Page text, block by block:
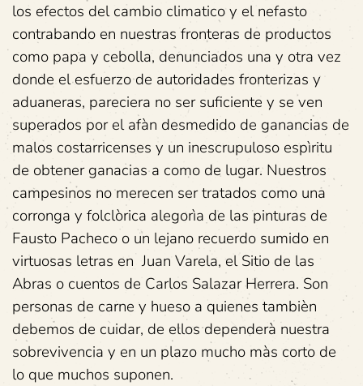
los efectos del cambio climatico y el nefasto
contrabando en nuestras fronteras de productos
como papa y cebolla, denunciados una y otra vez
donde el esfuerzo de autoridades fronterizas y
aduaneras, pareciera no ser suficiente y se ven
superados por el afàn desmedido de ganancias de
malos costarricenses y un inescrupuloso espìritu
de obtener ganacias a como de lugar. Nuestros
campesinos no merecen ser tratados como una
corronga y folclòrica alegorìa de las pinturas de
Fausto Pacheco o un lejano recuerdo sumido en
virtuosas letras en Juan Varela, el Sitio de las
Abras o cuentos de Carlos Salazar Herrera. Son
personas de carne y hueso a quienes tambièn
debemos de cuidar, de ellos dependerà nuestra
sobrevivencia y en un plazo mucho màs corto de
lo que muchos suponen.